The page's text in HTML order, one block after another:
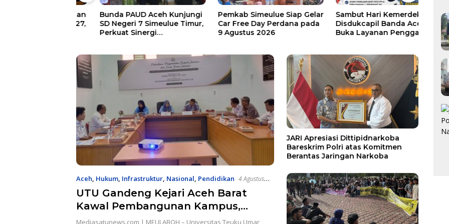
Bunda PAUD Aceh Kunjungi
SD Negeri 7 Simeulue Timur,
Perkuat Sinergi
Pemkab Simeulue Siap Gelar
Car Free Day Perdana pada
9 Agustus 2026
Sambut Hari Kemerdekaan,
Disdukcapil Banda Aceh
Buka Layanan Penggantian
Aceh, Hukum, Infrastruktur, Nasional, Pendidikan 4 Agustus
2026
UTU Gandeng Kejari Aceh Barat
Kawal Pembangunan Kampus,
Perkuat Transparansi Proyek
Mediasatunews.com | MEULABOH – Universitas Teuku Umar
JARI Apresiasi Dittipidnarkoba
Bareskrim Polri atas Komitmen
Berantas Jaringan Narkoba